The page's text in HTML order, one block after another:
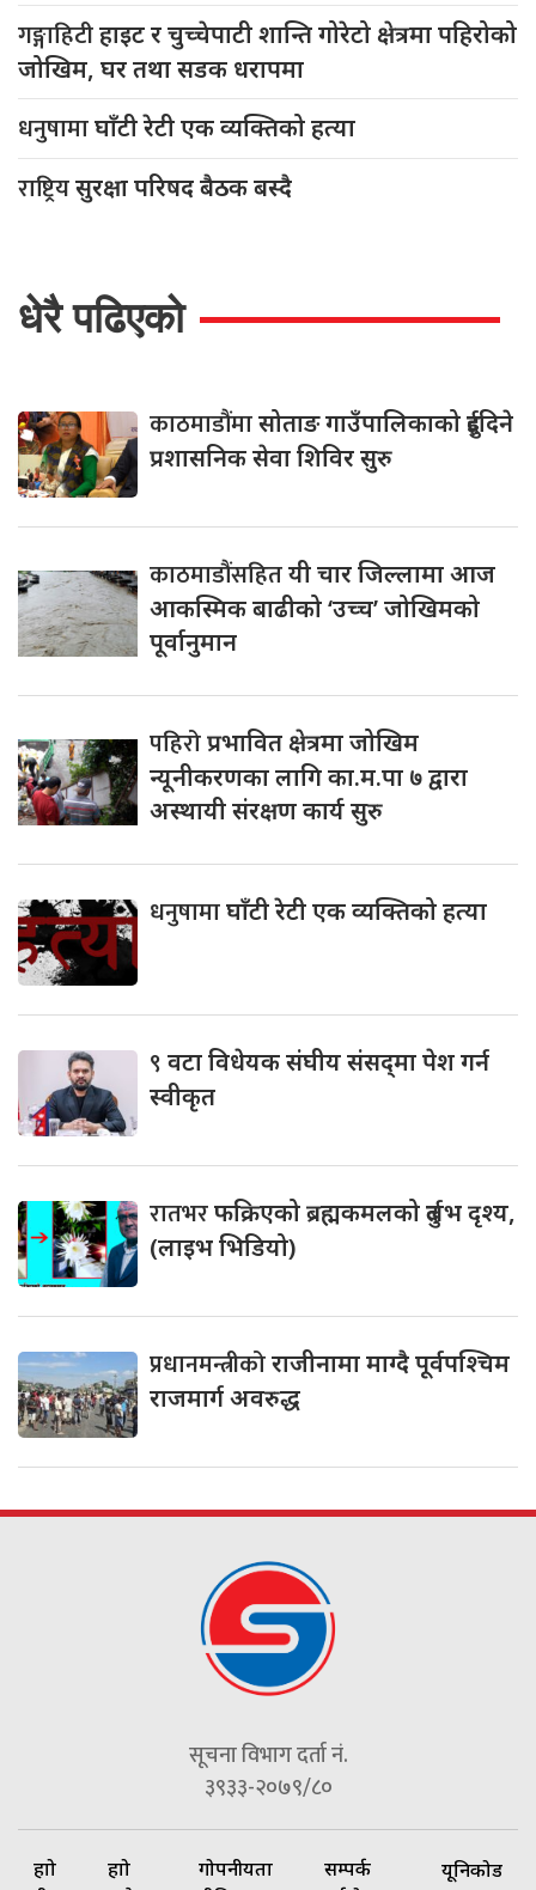
गङ्गाहिटीहाइट र चुच्चेपाटी शान्ति गोरेटो क्षेत्रमा पहिरोको
जोखिम, घर तथा सडक धरापमा
धनुषामाघाँटी रेटी एक व्यक्तिको हत्या
राष्ट्रियसुरक्षा परिषद बैठक बस्दै
धेरै पढिएको
काठमाडौंमासोताङ गाउँपालिकाको दुईदिने
प्रशासनिक सेवा शिविर सुरु
काठमाडौंसहितयी चार जिल्लामा आज
आकस्मिक बाढीको ‘उच्च’ जोखिमको
पूर्वानुमान
पहिरोप्रभावित क्षेत्रमा जोखिम
न्यूनीकरणका लागि का.म.पा ७ द्वारा
अस्थायी संरक्षण कार्य सुरु
धनुषामाघाँटी रेटी एक व्यक्तिको हत्या
९ वटा विधेयक संघीय संसद्‌मा पेश गर्न
स्वीकृत
रातभरफक्रिएको ब्रह्मकमलको दुर्लभ दृश्य,
(लाइभ भिडियो)
प्रधानमन्त्रीकोराजीनामा माग्दै पूर्वपश्चिम
राजमार्ग अवरुद्ध
सूचना विभाग दर्ता नं.
३९३३-२०७९/८०
हाम्रो
हाम्रो
गोपनीयता
सम्पर्क
यूनिकोड